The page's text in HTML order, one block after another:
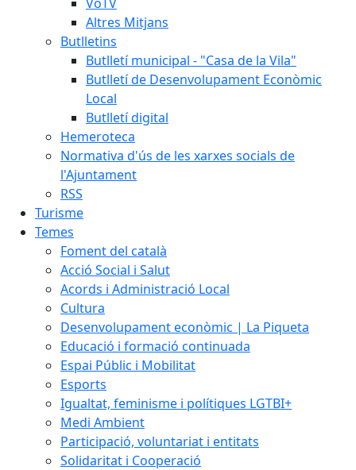
Altres Mitjans
Butlletins
Butlletí municipal - "Casa de la Vila"
Butlletí de Desenvolupament Econòmic
Local
Butlletí digital
Hemeroteca
Normativa d'ús de les xarxes socials de
l'Ajuntament
RSS
Turisme
Temes
Foment del català
Acció Social i Salut
Acords i Administració Local
Cultura
Desenvolupament econòmic | La Piqueta
Educació i formació continuada
Espai Públic i Mobilitat
Esports
Igualtat, feminisme i polítiques LGTBI+
Medi Ambient
Participació, voluntariat i entitats
Solidaritat i Cooperació